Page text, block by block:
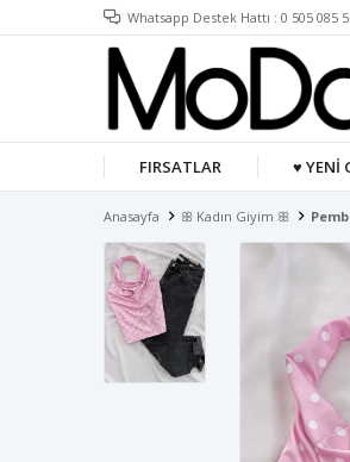
Whatsapp Destek Hattı : 0 505 085
FIRSATLAR ♥ YENİ
Anasayfa ꕥ Kadın Giyim ꕥ